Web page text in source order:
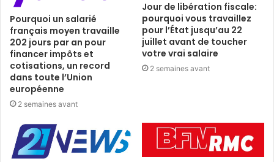
Pourquoi un salarié
français moyen travaille
202 jours par an pour
financer impôts et
cotisations, un record
dans toute l’Union
européenne
2 semaines avant
Jour de libération fiscale:
pourquoi vous travaillez
pour l’État jusqu’au 22
juillet avant de toucher
votre vrai salaire
2 semaines avant